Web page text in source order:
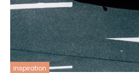
inspiration